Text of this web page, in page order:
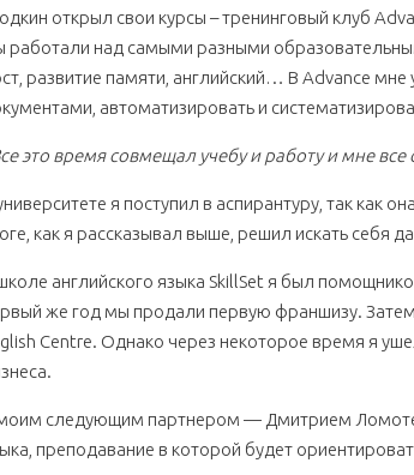
открыл свои курсы – тренинговый клуб
работали над самыми разными
развитие памяти, английский… В Advance
автоматизировать и
это время совмещал учебу и работу и мне
я поступил в аспирантуру, так как
как я рассказывал выше, решил искать себя
английского языка SkillSet я был
же год мы продали первую франшизу.
Centre. Однако через некоторое время я
следующим партнером — Дмитрием
преподавание в которой будет